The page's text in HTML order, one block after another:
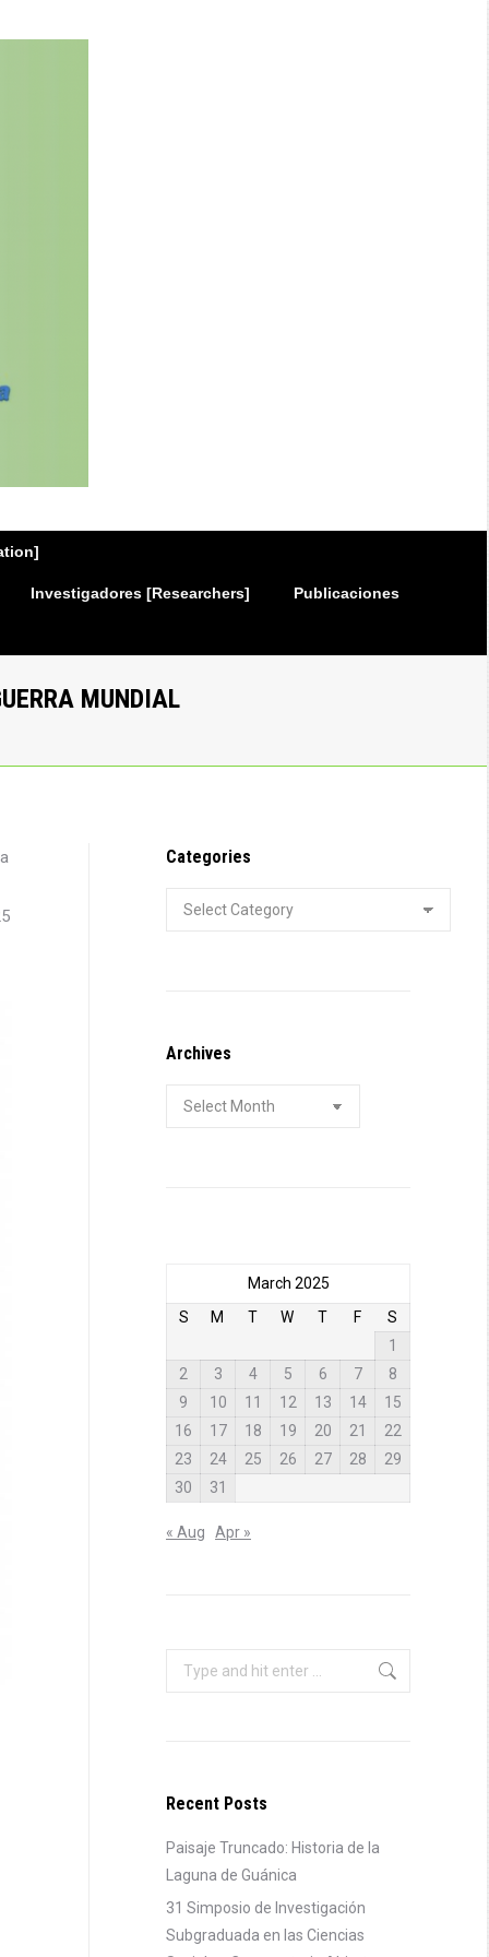
Investigadores [Researchers] Publicaciones
MUNDIAL
Categories
Categories
Archives
Archives
March 2025
S
M T W T F
S
1
2
3 4 5 6 7
8
9
10 11 12 13 14
15
16
17 18 19 20 21
22
23
24 25 26 27 28
29
30
31
« Aug Apr »
Search:
Recent Posts
Paisaje Truncado: Historia de la
Laguna de Guánica
31 Simposio de Investigación
Subgraduada en las Ciencias